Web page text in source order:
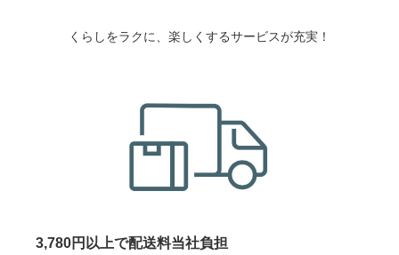
くらしをラクに、楽しくするサービスが充実！
3,780円以上で配送料当社負担